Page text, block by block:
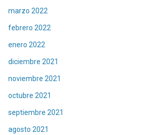
marzo 2022
febrero 2022
enero 2022
diciembre 2021
noviembre 2021
octubre 2021
septiembre 2021
agosto 2021